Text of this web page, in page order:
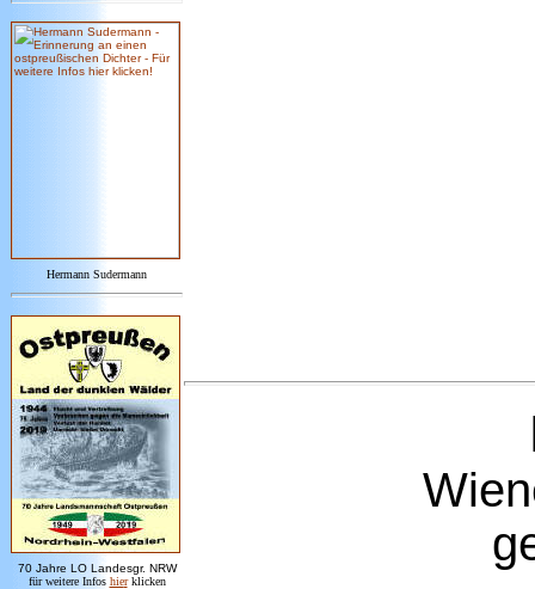
Hermann Sudermann
70 Jahre LO Landesgr. NRW
für weitere Infos hier klicken